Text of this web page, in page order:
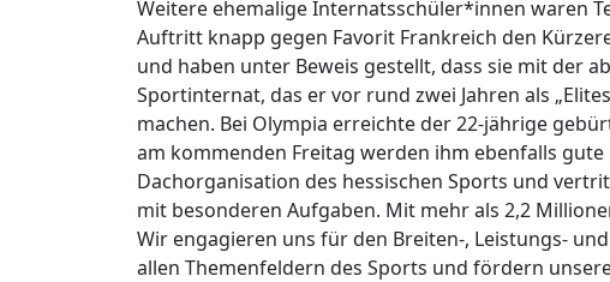
Weitere ehemalige Internatsschüler*innen waren
Auftritt knapp gegen Favorit Frankreich den
und haben unter Beweis gestellt, dass sie mit der
Sportinternat, das er vor rund zwei Jahren als
machen. Bei Olympia erreichte der 22-jährige
am kommenden Freitag werden ihm ebenfalls
Dachorganisation des hessischen Sports und
mit besonderen Aufgaben. Mit mehr als 2,2
Wir engagieren uns für den Breiten-, Leistungs-
allen Themenfeldern des Sports und fördern